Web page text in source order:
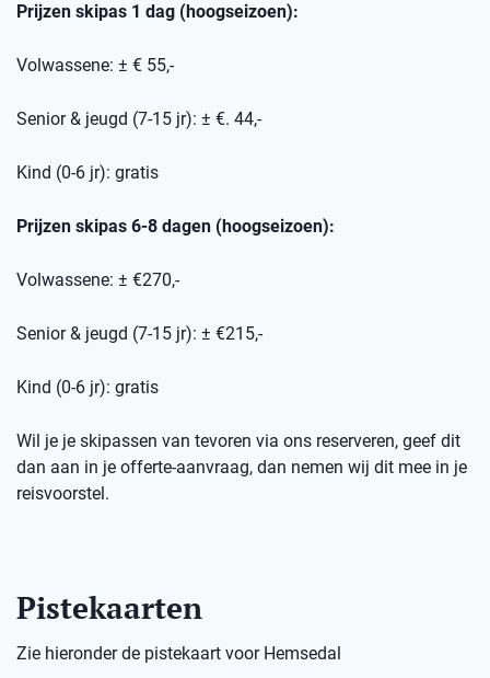
Prijzen skipas 1 dag (hoogseizoen):
Volwassene: ± € 55,-
Senior & jeugd (7-15 jr): ± €. 44,-
Kind (0-6 jr): gratis
Prijzen skipas 6-8 dagen (hoogseizoen):
Volwassene: ± €270,-
Senior & jeugd (7-15 jr): ± €215,-
Kind (0-6 jr): gratis
Wil je je skipassen van tevoren via ons reserveren, geef dit
dan aan in je offerte-aanvraag, dan nemen wij dit mee in je
reisvoorstel.
Pistekaarten
Zie hieronder de pistekaart voor Hemsedal